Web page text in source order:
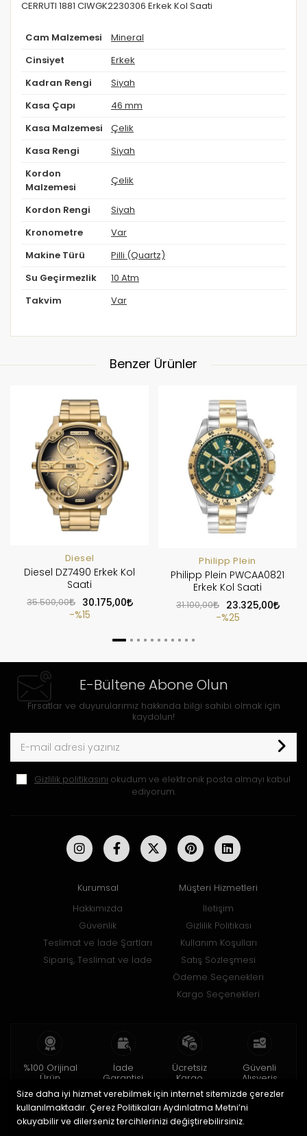
CERRUTI 1881 CIWGK2230306 Erkek Kol Saati
Cam Malzemesi Mineral
Cinsiyet Erkek
Kadran Rengi Siyah
Kasa Çapı 46 mm
Kasa Malzemesi Çelik
Kasa Rengi Siyah
Kordon
Malzemesi
Çelik
Kordon Rengi Siyah
Kronometre Var
Makine Türü Pilli (Quartz)
Su Geçirmezlik 10 Atm
Takvim Var
Benzer Ürünler
Diesel
Diesel DZ7490 Erkek Kol
Saati
35.500,00
30.175,00
%15
Philipp Plein
Philipp Plein PWCAA0821
Erkek Kol Saati
31.100,00
23.325,00
%25
E-Bültene Abone Olun
Fırsatlar ve duyurularımız hakkında bilgi sahibi olmak için
kaydolun!
Gizlilik politikasını okudum ve elektronik posta almayı kabul
ediyorum.
Kurumsal
Hakkımızda
Güvenlik
Teslimat ve İade Şartları
Sipariş, Teslimat ve İade
Müşteri Hizmetleri
İletişim
Gizlilik Politikası
Kullanım Koşulları
Satış Sözleşmesi
Ödeme Seçenekleri
Kargo Seçenekleri
%100 Orijinal
Ürün
2 yıl garanti
İade
Garantisi
15 gün içinde
iade
Ücretsiz
Kargo
150 TL ve üzeri
Güvenli
Alışveriş
256bit SSL ile
Size daha iyi hizmet verebilmek için internet sitemizde çerezler
kullanılmaktadır. Çerez Politikaları Aydınlatma Metni’ni
okuyabilir ve dilerseniz tercihlerinizi değiştirebilirsiniz.